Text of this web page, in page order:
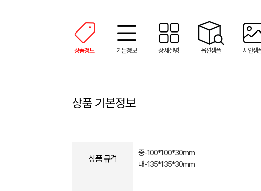
상품정보 기본정보 상세설명 옵션샘플 시안샘
상품 기본정보
상품 규격
중-100*100*30mm
대-135*135*30mm